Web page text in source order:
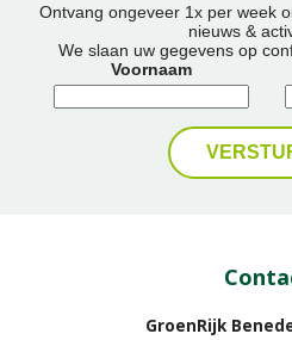
Ontvang ongeveer 1x per week
nieuws &
We slaan uw gegevens op
Voornaam
GroenRijk